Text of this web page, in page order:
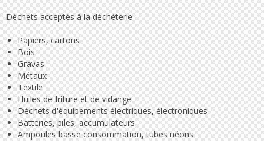
Déchets acceptés à la déchèterie:
Papiers, cartons
Bois
Gravas
Métaux
Textile
Huiles de friture et de vidange
Déchets d'équipements électriques, électroniques
Batteries, piles, accumulateurs
Ampoules basse consommation, tubes néons